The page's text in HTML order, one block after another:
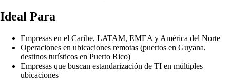
Ideal Para
Empresas en el Caribe, LATAM, EMEA y América del Norte
Operaciones en ubicaciones remotas (puertos en Guyana,
destinos turísticos en Puerto Rico)
Empresas que buscan estandarización de TI en múltiples
ubicaciones